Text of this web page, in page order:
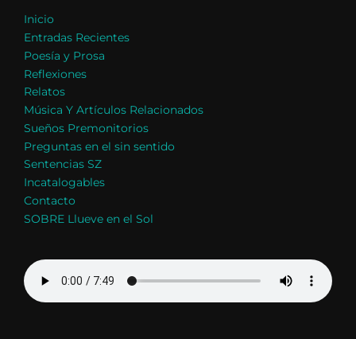
Inicio
Entradas Recientes
Poesía y Prosa
Reflexiones
Relatos
Música Y Artículos Relacionados
Sueños Premonitorios
Preguntas en el sin sentido
Sentencias SZ
Incatalogables
Contacto
SOBRE Llueve en el Sol